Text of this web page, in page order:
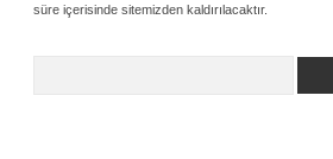
süre içerisinde sitemizden kaldırılacaktır.